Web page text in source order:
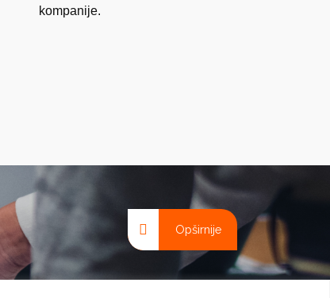
kompanije.
Opširnije